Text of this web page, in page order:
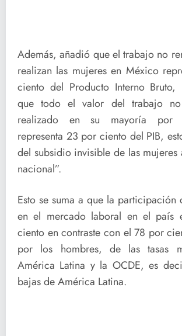
Además, añadió que el trabajo no
realizan las mujeres en México
ciento del Producto Interno Bruto,
que todo el valor del trabajo no
realizado en su mayoría por
representa 23 por ciento del PIB,
del subsidio invisible de las mujeres
nacional”.
Esto se suma a que la participación
en el mercado laboral en el país
ciento en contraste con el 78 por
por los hombres, de las tasas
América Latina y la OCDE, es
bajas de América Latina.